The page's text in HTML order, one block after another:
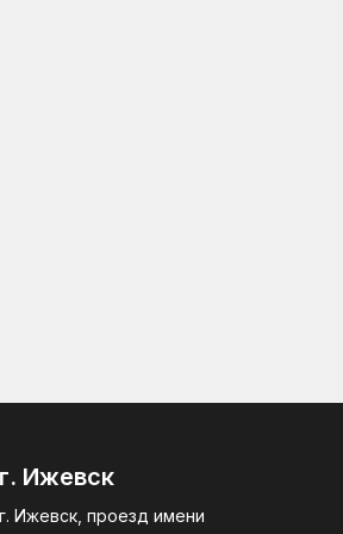
г. Ижевск
г. Ижевск, проезд имени